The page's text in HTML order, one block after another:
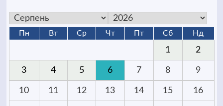
Пн Вт Ср Чт Пт Сб Нд
1 2
3 4 5 6 7 8 9
10 11 12 13 14 15 16